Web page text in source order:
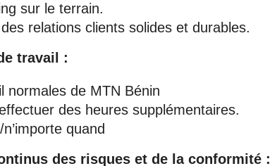
sur le terrain.
relations clients solides et durables.
travail :
normales de MTN Bénin
des heures supplémentaires.
quand
des risques et de la conformité :